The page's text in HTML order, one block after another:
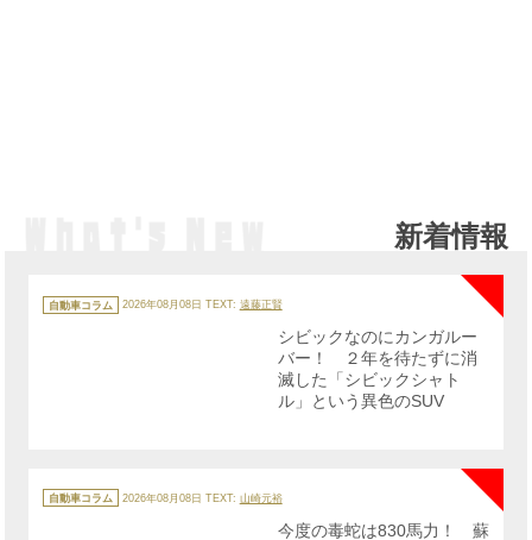
新着情報
テ
ゴ
自動車コラム 2026年08月08日 TEXT: 遠藤正賢
NEW
シビックなのにカンガルー
バー！ ２年を待たずに消
滅した「シビックシャト
ル」という異色のSUV
テ
ゴ
自動車コラム 2026年08月08日 TEXT: 山崎元裕
今度の毒蛇は830馬力！ 蘇